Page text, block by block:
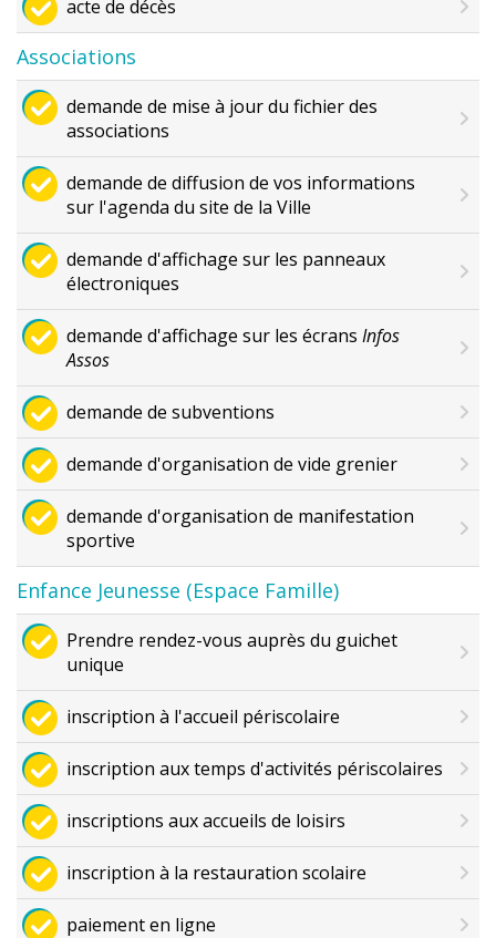
acte de décès
Associations
demande de mise à jour du fichier des
associations
demande de diffusion de vos informations
sur l'agenda du site de la Ville
demande d'affichage sur les panneaux
électroniques
demande d'affichage sur les écrans Infos
Assos
demande de subventions
demande d'organisation de vide grenier
demande d'organisation de manifestation
sportive
Enfance Jeunesse (Espace Famille)
Prendre rendez-vous auprès du guichet
unique
inscription à l'accueil périscolaire
inscription aux temps d'activités périscolaires
inscriptions aux accueils de loisirs
inscription à la restauration scolaire
paiement en ligne